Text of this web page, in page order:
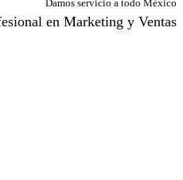
Damos servicio a todo México
en Marketing y Ventas